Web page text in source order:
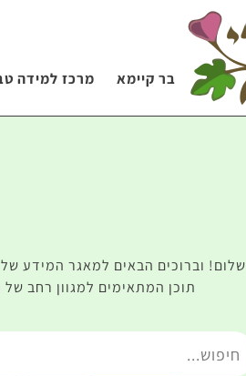
בר קיימא מרכז למידה
שלום! וברוכים הבאים למאגר המידע של
תוכן המתאימים למגוון רחב